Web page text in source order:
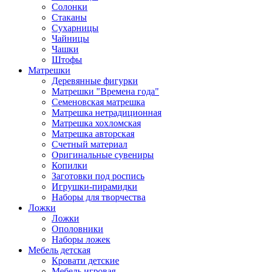
Солонки
Стаканы
Сухарницы
Чайницы
Чашки
Штофы
Матрешки
Деревянные фигурки
Матрешки "Времена года"
Семеновская матрешка
Матрешка нетрадиционная
Матрешка хохломская
Матрешка авторская
Счетный материал
Оригинальные сувениры
Копилки
Заготовки под роспись
Игрушки-пирамидки
Наборы для творчества
Ложки
Ложки
Ополовники
Наборы ложек
Мебель детская
Кровати детские